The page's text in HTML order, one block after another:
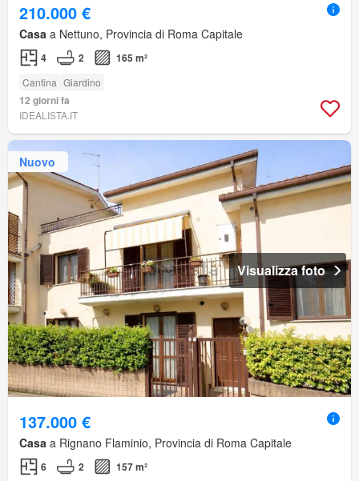
210.000 €
Casa a Nettuno, Provincia di Roma Capitale
4 2 165 m²
Cantina Giardino
12 giorni fa
IDEALISTA.IT
Nuovo
Visualizza foto
137.000 €
Casa a Rignano Flaminio, Provincia di Roma Capitale
6 2 157 m²